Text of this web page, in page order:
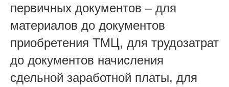
первичных документов – для
материалов до документов
приобретения ТМЦ, для трудозатрат
до документов начисления
сдельной заработной платы, для